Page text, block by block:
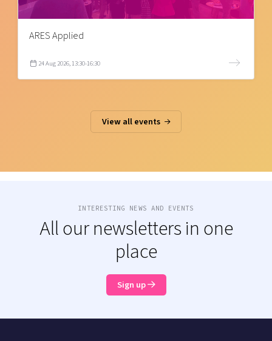
ARES Applied
24 Aug 2026, 13:30-16:30
View all events
INTERESTING NEWS AND EVENTS
All our newsletters in one
place
Sign up